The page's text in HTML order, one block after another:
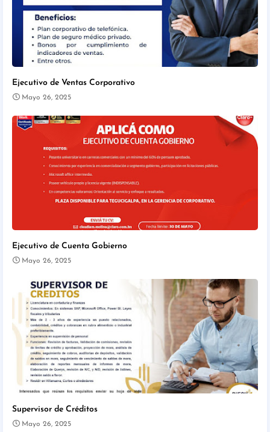
Ejecutivo de Ventas Corporativo
Mayo 26, 2025
Ejecutivo de Cuenta Gobierno
Mayo 26, 2025
Supervisor de Créditos
Mayo 26, 2025